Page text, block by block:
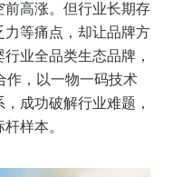
高涨。但行业长期存
等痛点，却让品牌方
业全品类生态品牌，
作，以一物一码技术
成功破解行业难题，
样本。